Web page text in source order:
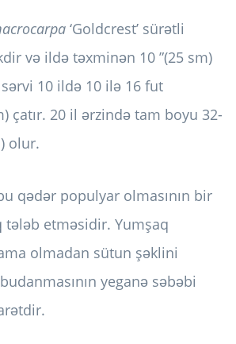
‘Goldcrest’ sürətli
və ildə təxminən 10 ”(25 sm)
10 ildə 10 ilə 16 fut
çatır. 20 il ərzində tam boyu 32-
olur.
qədər populyar olmasının bir
tələb etməsidir. Yumşaq
olmadan sütun şəklini
yeganə səbəbi